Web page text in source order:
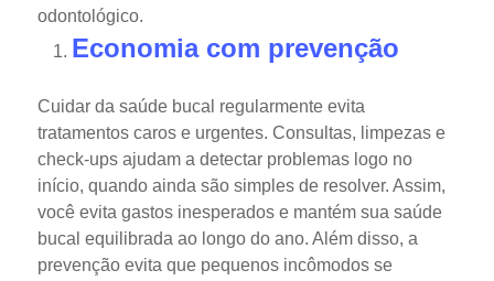
odontológico.
Economia com prevenção
Cuidar da saúde bucal regularmente evita
tratamentos caros e urgentes. Consultas, limpezas e
check-ups ajudam a detectar problemas logo no
início, quando ainda são simples de resolver. Assim,
você evita gastos inesperados e mantém sua saúde
bucal equilibrada ao longo do ano. Além disso, a
prevenção evita que pequenos incômodos se